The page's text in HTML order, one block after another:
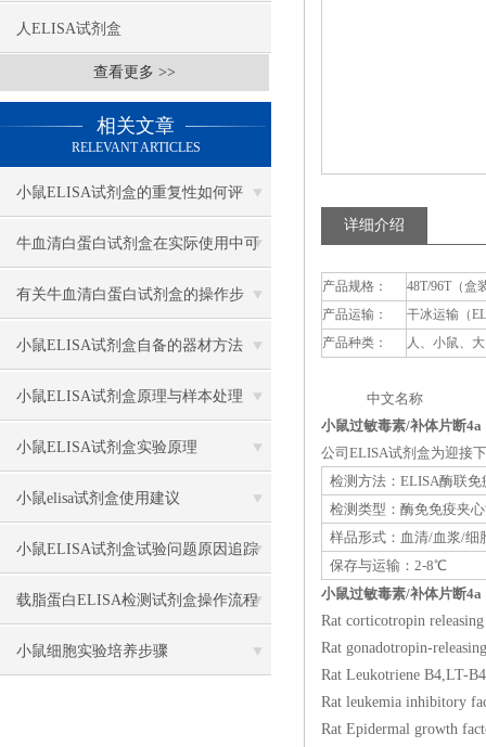
人ELISA试剂盒
查看更多 >>
相关文章
RELEVANT ARTICLES
小鼠ELISA试剂盒的重复性如何评
估？
牛血清白蛋白试剂盒在实际使用中可
分为多种类型测定
有关牛血清白蛋白试剂盒的操作步
骤，以下有详细说明
小鼠ELISA试剂盒自备的器材方法
小鼠ELISA试剂盒原理与样本处理
小鼠ELISA试剂盒实验原理
小鼠elisa试剂盒使用建议
小鼠ELISA试剂盒试验问题原因追踪
载脂蛋白ELISA检测试剂盒操作流程
方法
小鼠细胞实验培养步骤
详细介绍
产品规格：
48T/96T（盒
产品运输：
干冰运输（
产品种类：
人、小鼠、
中文名称 英
小鼠过敏毒素/补体片断
公司ELISA试剂盒为迎接
检测方法：ELISA酶联免
检测类型：酶免免疫夹
样品形式：血清/血浆/细
保存与运输：2-8℃
小鼠过敏毒素/补体片断
Rat corticotropin
Rat gonadotropin-
Rat Leukotriene B4,LT-
Rat leukemia inhibitory
Rat Epidermal growth